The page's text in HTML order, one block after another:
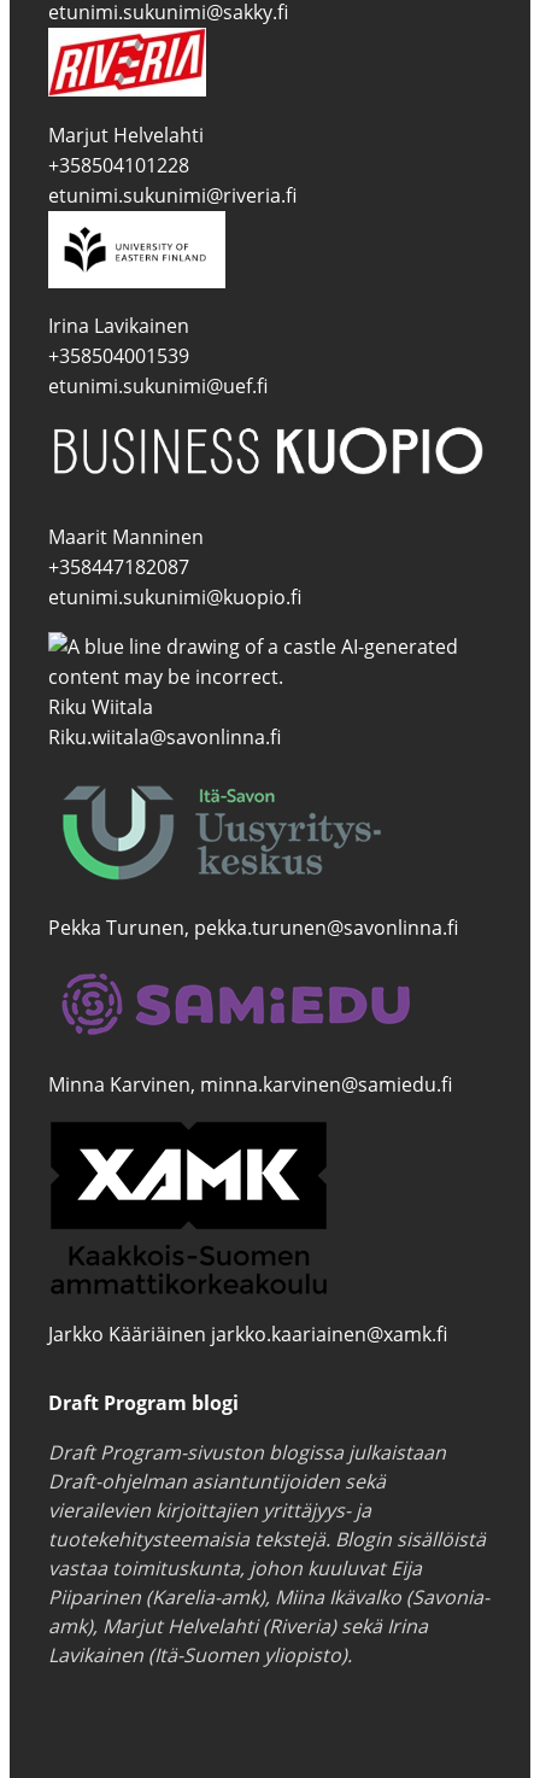
etunimi.sukunimi@sakky.fi
Marjut Helvelahti
+358504101228
etunimi.sukunimi@riveria.fi
Irina Lavikainen
+358504001539
etunimi.sukunimi@uef.fi
Maarit Manninen
+358447182087
etunimi.sukunimi@kuopio.fi
Riku Wiitala
Riku.wiitala@savonlinna.fi
Pekka Turunen, pekka.turunen@savonlinna.fi
Minna Karvinen, minna.karvinen@samiedu.fi
Jarkko Kääriäinen jarkko.kaariainen@xamk.fi
Draft Program blogi
Draft Program-sivuston blogissa julkaistaan
Draft-ohjelman asiantuntijoiden sekä
vierailevien kirjoittajien yrittäjyys- ja
tuotekehitysteemaisia tekstejä. Blogin sisällöistä
vastaa toimituskunta, johon kuuluvat Eija
Piiparinen (Karelia-amk), Miina Ikävalko (Savonia-
amk), Marjut Helvelahti (Riveria) sekä Irina
Lavikainen (Itä-Suomen yliopisto).